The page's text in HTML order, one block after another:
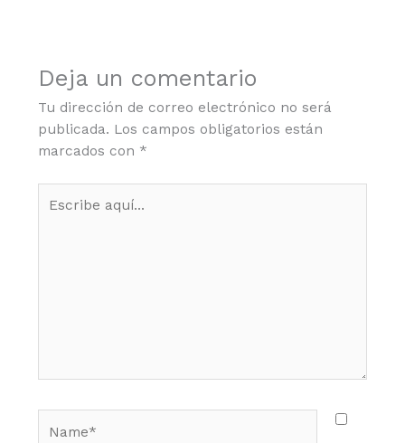
Deja un comentario
Tu dirección de correo electrónico no será
publicada. Los campos obligatorios están
marcados con *
aquí...